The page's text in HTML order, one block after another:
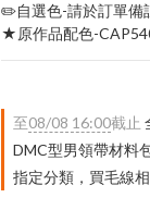
✏️自選色-請於訂單備
★原作品配色-
至08/08 16:00截止
DMC型男領帶材料
指定分類，買毛線